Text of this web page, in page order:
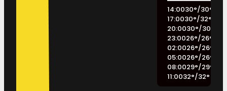
14:0030°/30°
17:0030°/32°
20:0030°/30
23:0026°/26°
02:0026°/26°
05:0026°/26°
08:0029°/29°
11:0032°/32°